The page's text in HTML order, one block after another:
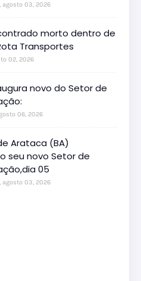
agosto 03, 2026
morto dentro de
Transportes
02, 2026
novo do Setor de
06, 2026
Arataca (BA)
seu novo Setor de
05
agosto 03, 2026